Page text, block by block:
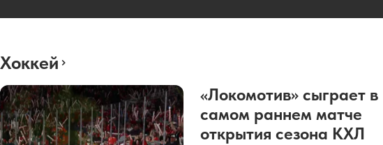
Хоккей
«Локомотив» сыграет в
самом раннем матче
открытия сезона КХЛ